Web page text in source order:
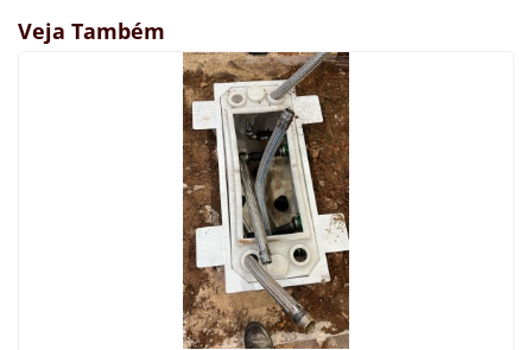
Veja Também